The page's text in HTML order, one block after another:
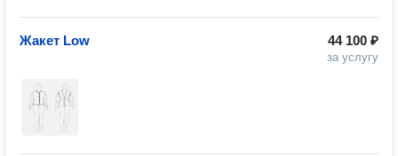
44 100 ₽
за услугу
Жакет Low